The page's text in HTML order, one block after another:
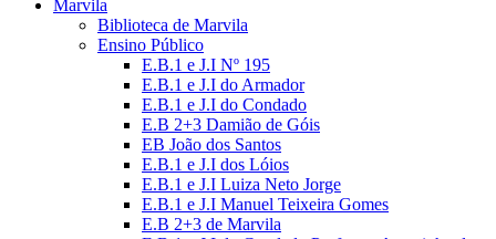
Marvila
Biblioteca de Marvila
Ensino Público
E.B.1 e J.I Nº 195
E.B.1 e J.I do Armador
E.B.1 e J.I do Condado
E.B 2+3 Damião de Góis
EB João dos Santos
E.B.1 e J.I dos Lóios
E.B.1 e J.I Luiza Neto Jorge
E.B.1 e J.I Manuel Teixeira Gomes
E.B 2+3 de Marvila